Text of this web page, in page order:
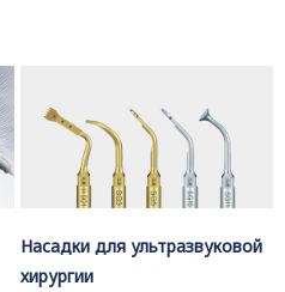
Насадки для ультразвуковой
хирургии